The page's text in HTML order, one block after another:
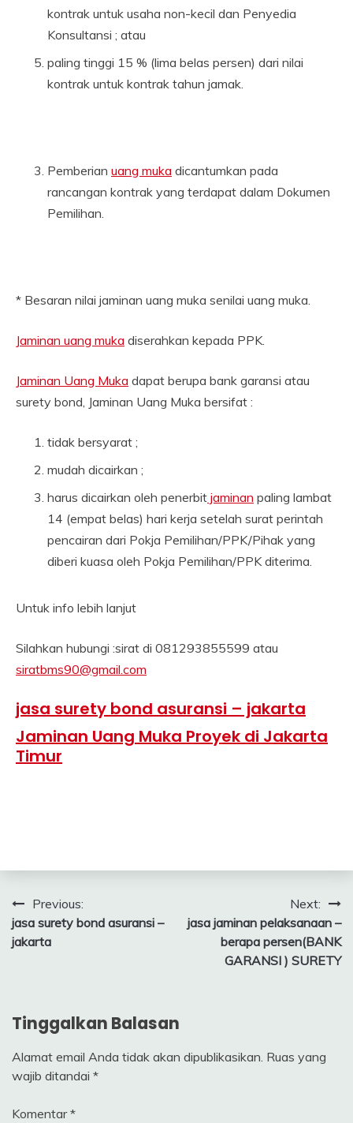
kontrak untuk usaha non-kecil dan Penyedia
Konsultansi ; atau
paling tinggi 15 % (lima belas persen) dari nilai
kontrak untuk kontrak tahun jamak.
Pemberian uang muka dicantumkan pada
rancangan kontrak yang terdapat dalam Dokumen
Pemilihan.
* Besaran nilai jaminan uang muka senilai uang muka.
Jaminan uang muka diserahkan kepada PPK.
Jaminan Uang Muka dapat berupa bank garansi atau
surety bond, Jaminan Uang Muka bersifat :
tidak bersyarat ;
mudah dicairkan ;
harus dicairkan oleh penerbit jaminan paling lambat
14 (empat belas) hari kerja setelah surat perintah
pencairan dari Pokja Pemilihan/PPK/Pihak yang
diberi kuasa oleh Pokja Pemilihan/PPK diterima.
Untuk info lebih lanjut
Silahkan hubungi :sirat di 081293855599 atau
siratbms90@gmail.com
jasa surety bond asuransi – jakarta
Jaminan Uang Muka Proyek di Jakarta
Timur
Navigasi
pos
Previous:
jasa surety bond asuransi –
jakarta
Next:
jasa jaminan pelaksanaan –
berapa persen(BANK
GARANSI ) SURETY
Tinggalkan Balasan
Alamat email Anda tidak akan dipublikasikan. Ruas yang
wajib ditandai *
Komentar*